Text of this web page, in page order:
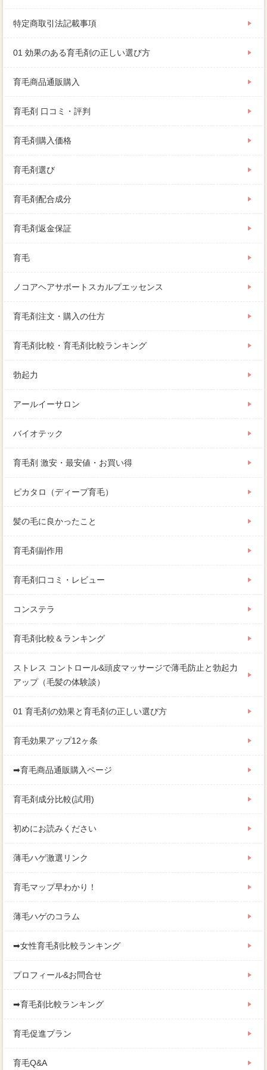
特定商取引法記載事項
01 効果のある育毛剤の正しい選び方
育毛商品通販購入
育毛剤 口コミ・評判
育毛剤購入価格
育毛剤選び
育毛剤配合成分
育毛剤返金保証
育毛
ノコアヘアサポートスカルプエッセンス
育毛剤注文・購入の仕方
育毛剤比較・育毛剤比較ランキング
勃起力
アールイーサロン
バイオテック
育毛剤 激安・最安値・お買い得
ピカタロ（ディープ育毛）
髪の毛に良かったこと
育毛剤副作用
育毛剤口コミ・レビュー
コンステラ
育毛剤比較＆ランキング
ストレス コントロール&頭皮マッサージで薄毛防止と勃起力
アップ（毛髪の体験談）
01 育毛剤の効果と育毛剤の正しい選び方
育毛効果アップ12ヶ条
➡育毛商品通販購入ページ
育毛剤成分比較(試用)
初めにお読みください
薄毛ハゲ激選リンク
育毛マップ早わかり！
薄毛ハゲのコラム
➡女性育毛剤比較ランキング
プロフィール&お問合せ
➡育毛剤比較ランキング
育毛促進プラン
育毛Q&A